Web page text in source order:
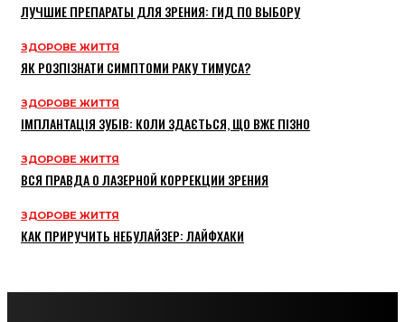
ЛУЧШИЕ ПРЕПАРАТЫ ДЛЯ ЗРЕНИЯ: ГИД ПО ВЫБОРУ
ЗДОРОВЕ ЖИТТЯ
ЯК РОЗПІЗНАТИ СИМПТОМИ РАКУ ТИМУСА?
ЗДОРОВЕ ЖИТТЯ
ІМПЛАНТАЦІЯ ЗУБІВ: КОЛИ ЗДАЄТЬСЯ, ЩО ВЖЕ ПІЗНО
ЗДОРОВЕ ЖИТТЯ
ВСЯ ПРАВДА О ЛАЗЕРНОЙ КОРРЕКЦИИ ЗРЕНИЯ
ЗДОРОВЕ ЖИТТЯ
КАК ПРИРУЧИТЬ НЕБУЛАЙЗЕР: ЛАЙФХАКИ